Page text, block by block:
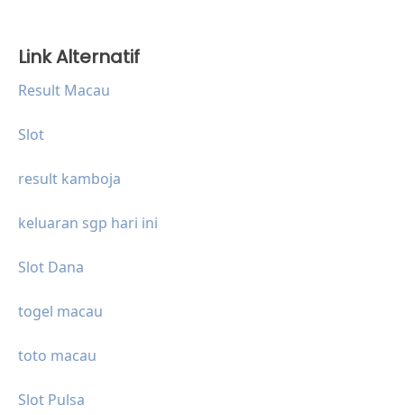
Link Alternatif
Result Macau
Slot
result kamboja
keluaran sgp hari ini
Slot Dana
togel macau
toto macau
Slot Pulsa